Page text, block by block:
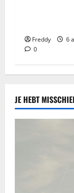
Freddy
6
0
JE HEBT